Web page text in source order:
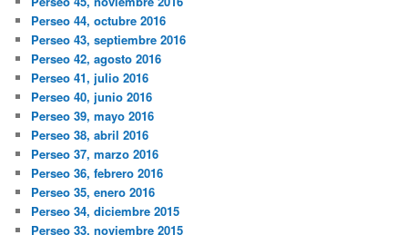
Perseo 44, octubre 2016
Perseo 43, septiembre 2016
Perseo 42, agosto 2016
Perseo 41, julio 2016
Perseo 40, junio 2016
Perseo 39, mayo 2016
Perseo 38, abril 2016
Perseo 37, marzo 2016
Perseo 36, febrero 2016
Perseo 35, enero 2016
Perseo 34, diciembre 2015
Perseo 33, noviembre 2015